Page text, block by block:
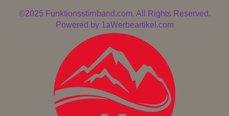
©2025 Funktionsstirnband.com. All Rights Reserved.
Powered by 1aWerbeartikel.com